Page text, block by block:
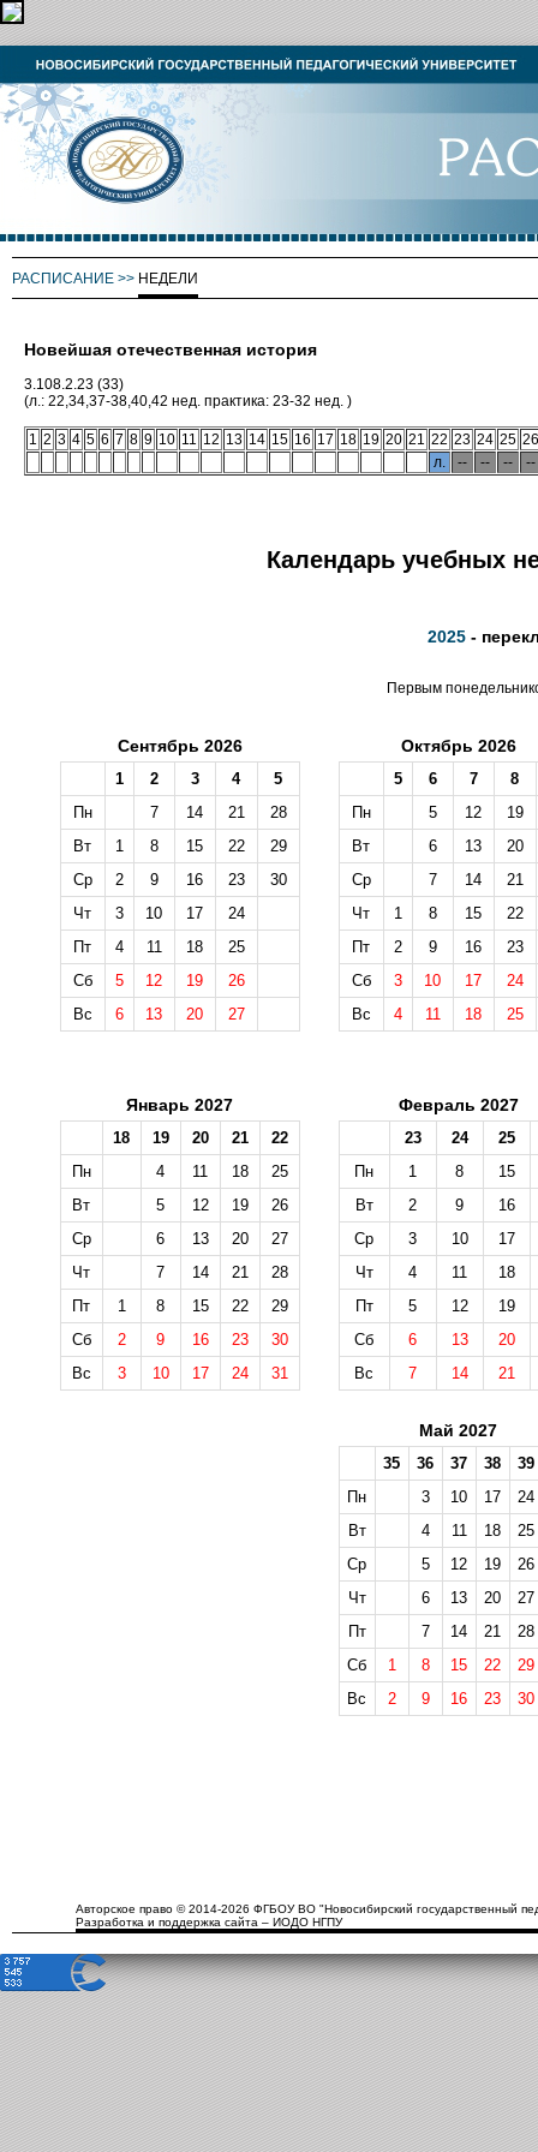
РАСПИСАНИЕ >> НЕДЕЛИ
Новейшая отечественная история
3.108.2.23 (33)
(л.: 22,34,37-38,40,42 нед. практика: 23-32 нед. )
1 2 3 4 5 6 7 8 9 10 11 12 13 14 15 16 17 18 19 20 21 22 23 24 25 26
л.
-- -- -- --
Календарь учебных
2025 -
Первым
Сентябрь 2026
1 2 3 4
5
Пн
7 14 21
28
Вт
1 8 15 22
29
Ср
2 9 16 23
30
Чт
3 10 17
24
Пт
4 11 18
25
Сб
5 12 19
26
Вс
6 13 20 27
Октябрь 2026
5 6 7
8
Пн
5 12
19
Вт
6 13
20
Ср
7 14
21
Чт
1 8 15
22
Пт
2 9 16
23
Сб
3 10 17
24
Вс
4 11 18 25
Январь 2027
18 19 20 21
22
Пн
4 11 18
25
Вт
5 12 19
26
Ср
6 13 20
27
Чт
7 14 21
28
Пт
1 8 15 22
29
Сб
2 9 16 23
30
Вс
3 10 17 24 31
Февраль 2027
23 24
25
Пн
1 8
15
Вт
2 9
16
Ср
3 10
17
Чт
4 11
18
Пт
5 12
19
Сб
6 13
20
Вс
7 14 21
Май 2027
35 36 37 38
39
Пн
3 10 17
24
Вт
4 11 18
25
Ср
5 12 19
26
Чт
6 13 20
27
Пт
7 14 21
28
Сб
1 8 15 22
29
Вс
2 9 16 23 30
Авторское право © 2014-2026 ФГБОУ ВО "Новосибирский государственный
Разработка и поддержка сайта – ИОДО НГПУ